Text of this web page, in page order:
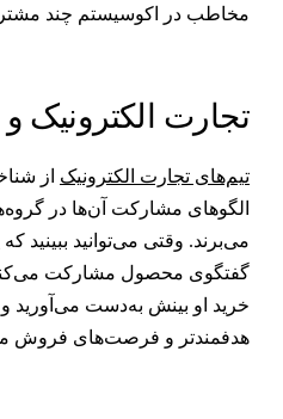
در اکوسیستم چند مشتری
الکترونیک و
تجارت الکترونیک از شناخت
مشارکت آن‌ها در
وقتی می‌توانید ببینید که
محصول مشارکت می‌کند،
او بینش به‌دست می‌آورید و این
و فرصت‌های فروش مکمل